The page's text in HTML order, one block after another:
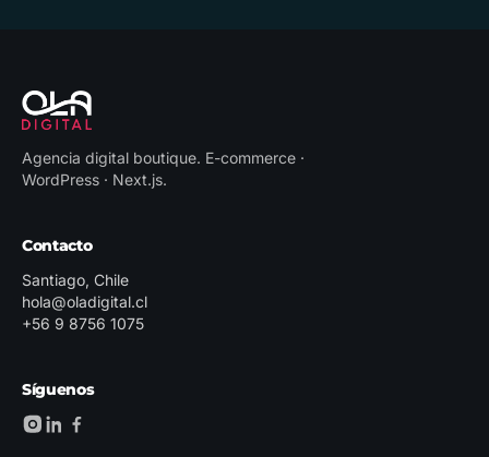
Agencia digital boutique. E-commerce ·
WordPress · Next.js.
Contacto
Santiago, Chile
hola@oladigital.cl
+56 9 8756 1075
Síguenos